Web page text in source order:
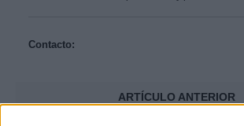
Contacto:
ARTÍCULO ANTERIOR